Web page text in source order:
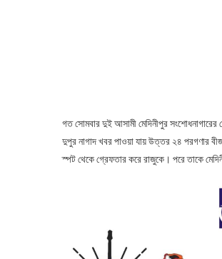
গত সোমবার দুই আসামী মেদিনীপুর
দুপুর নাগাদ খবর পাওয়া যায় উত্তর ২৪ পরগণার
স্পট থেকে গ্রেফতার করে রাজুকে। পরে তাকে